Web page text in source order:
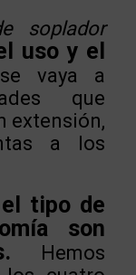
soplador
uso y el
vaya a
que
extensión,
a los
tipo de
son
Hemos